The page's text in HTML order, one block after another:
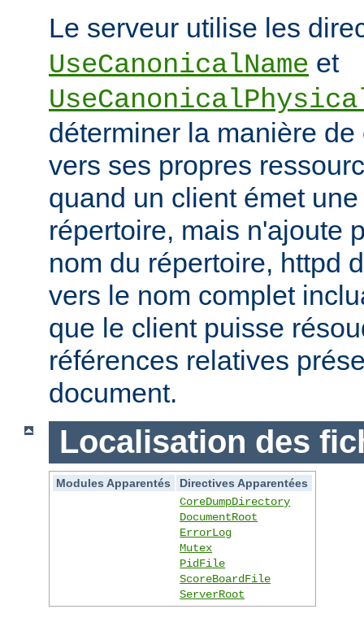
Le serveur utilise les
UseCanonicalName et
déterminer la manière
vers ses propres
quand un client émet
répertoire, mais n'ajoute
nom du répertoire, httpd
vers le nom complet
que le client puisse
références relatives
document.
Localisation des
Modules Apparentés
Directives Apparentées
CoreDumpDirectory
DocumentRoot
ErrorLog
Mutex
PidFile
ScoreBoardFile
ServerRoot